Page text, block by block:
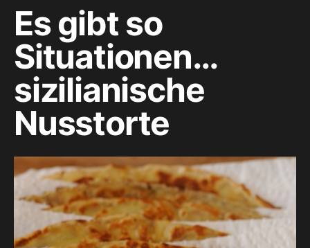
Es gibt so
Situationen…
sizilianische
Nusstorte